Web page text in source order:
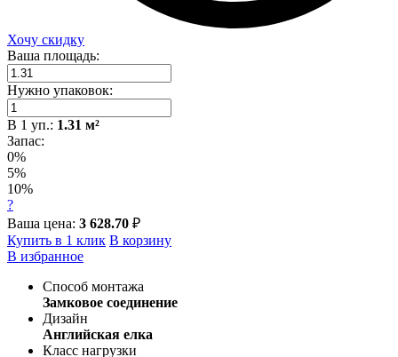
Хочу скидку
Ваша площадь:
Нужно упаковок:
В 1 уп.: 1.31 м²
Запас:
0%
5%
10%
?
Ваша цена: 3 628.70 ₽
Купить в 1 клик В корзину
В избранное
Способ монтажа
Замковое соединение
Дизайн
Английская елка
Класс нагрузки